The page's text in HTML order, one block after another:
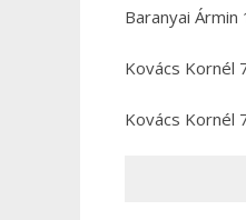
Baranyai
Kovács Kornél
Kovács Kornél